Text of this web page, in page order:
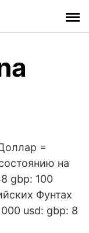
=
на
gbp: 100
Фунтах
usd: gbp: 8